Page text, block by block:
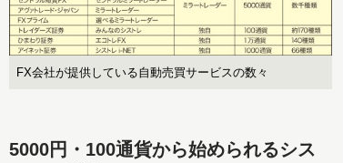
FX会社が提供している自動売買サービスの数々
5000円・100通貨から始められるシス